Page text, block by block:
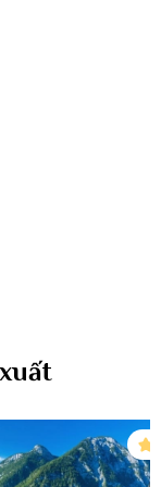
đến khi đi
5.0